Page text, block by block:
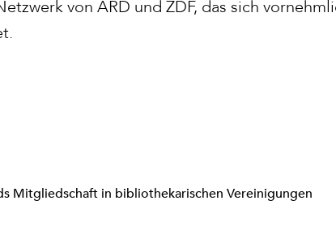
von ARD und ZDF, das sich
Mitgliedschaft in bibliothekarischen Vereinigungen